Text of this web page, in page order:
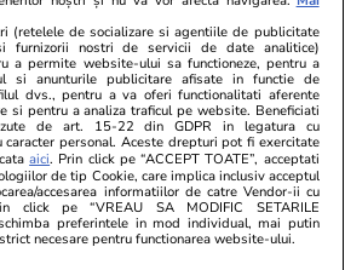
la finala
A fost pe
FIFA
13:52
vor fi
22 iulie:
(retelele de socializare si agentiile de publicitate
furnizorii nostri de servicii de date analitice)
a permite website-ului sa functioneze, pentru a
si anunturile publicitare afisate in functie de
dvs., pentru a va oferi functionalitati aferente
si pentru a analiza traficul pe website. Beneficiati
de art. 15-22 din GDPR in legatura cu
caracter personal. Aceste drepturi pot fi exercitate
aici. Prin click pe “ACCEPT TOATE”, acceptati
de tip Cookie, care implica inclusiv acceptul
accesarea informatiilor de catre Vendor-ii cu
click pe “VREAU SA MODIFIC SETARILE
preferintele in mod individual, mai putin
necesare pentru functionarea website-ului.